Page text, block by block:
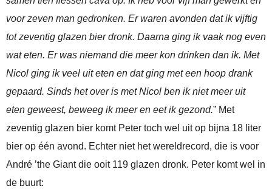
voor zeven man gedronken. Er waren avonden dat ik vijftig
tot zeventig glazen bier dronk. Daarna ging ik vaak nog even
wat eten. Er was niemand die meer kon drinken dan ik. Met
Nicol ging ik veel uit eten en dat ging met een hoop drank
gepaard. Sinds het over is met Nicol ben ik niet meer uit
eten geweest, beweeg ik meer en eet ik gezond.” Met
zeventig glazen bier komt Peter toch wel uit op bijna 18 liter
bier op één avond. Echter niet het wereldrecord, die is voor
André ’the Giant die ooit 119 glazen dronk. Peter komt wel in
de buurt: